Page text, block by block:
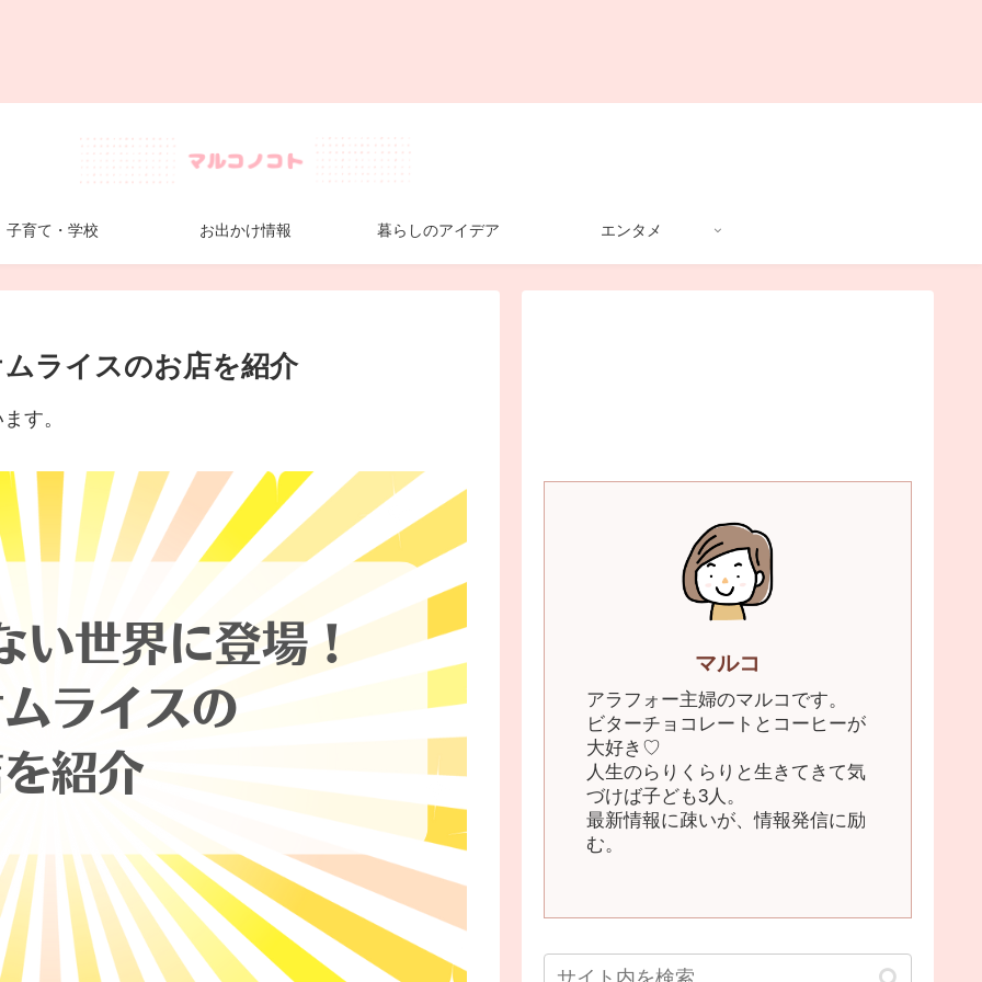
子育て・学校 お出かけ情報 暮らしのアイデア エンタメ
ライスのお店を紹介
す。
マルコ
アラフォー主婦のマルコです。
ビターチョコレートとコーヒーが
大好き♡
人生のらりくらりと生きてきて気
づけば子ども3人。
最新情報に疎いが、情報発信に励
む。